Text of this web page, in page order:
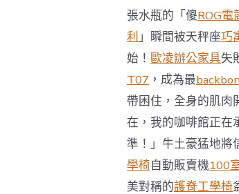
張水瓶的「傻ROG電
利」瞬間被天秤座巧
始！ 歐凌辦公家具失
T07 ，成為最
帶困住，全身的肌肉
在，我的咖啡館正在
準！」牛土豪猛地將
學椅自動販賣機100
美對稱的護脊工學椅